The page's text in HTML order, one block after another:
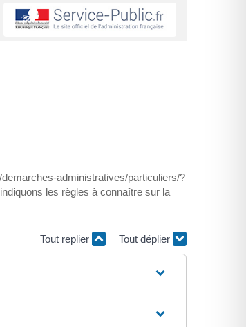
administratives/particuliers/?
les règles à connaître sur la
Tout replier Tout déplier